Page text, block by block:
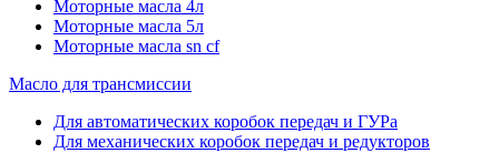
Моторные масла 4л
Моторные масла 5л
Моторные масла sn cf
Масло для трансмиссии
Для автоматических коробок передач и ГУРа
Для механических коробок передач и редукторов